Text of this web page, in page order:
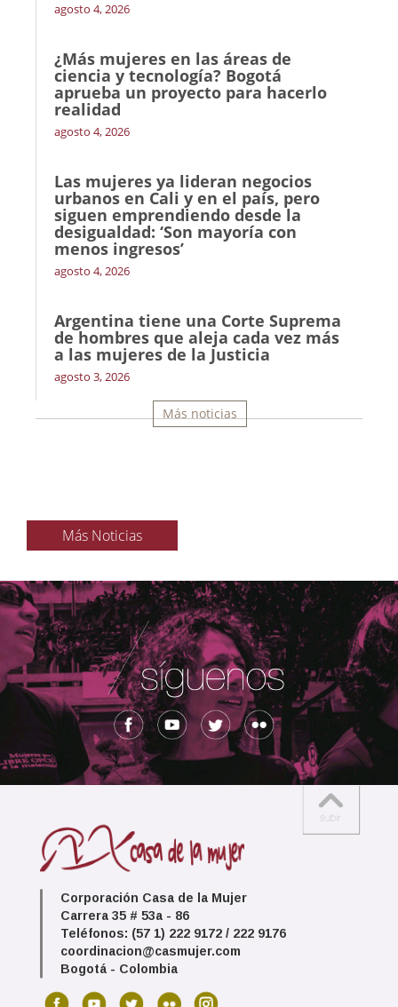
agosto 4, 2026
¿Más mujeres en las áreas de
ciencia y tecnología? Bogotá
aprueba un proyecto para hacerlo
realidad
agosto 4, 2026
Las mujeres ya lideran negocios
urbanos en Cali y en el país, pero
siguen emprendiendo desde la
desigualdad: ‘Son mayoría con
menos ingresos’
agosto 4, 2026
Argentina tiene una Corte Suprema
de hombres que aleja cada vez más
a las mujeres de la Justicia
agosto 3, 2026
Más noticias
Más Noticias
Corporación Casa de la Mujer
Carrera 35 # 53a - 86
Teléfonos: (57 1) 222 9172 / 222 9176
coordinacion@casmujer.com
Bogotá - Colombia